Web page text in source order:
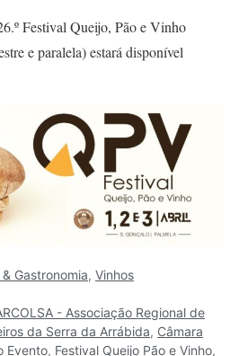
Festival Queijo, Pão e Vinho
e paralela) estará disponível
Gastronomia, Vinhos
- Associação Regional de
da Serra da Arrábida, Câmara
Evento, Festival Queijo Pão e Vinho,